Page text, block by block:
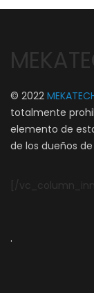
© 2022
totalmente
elemento de
de los dueños
[/
.